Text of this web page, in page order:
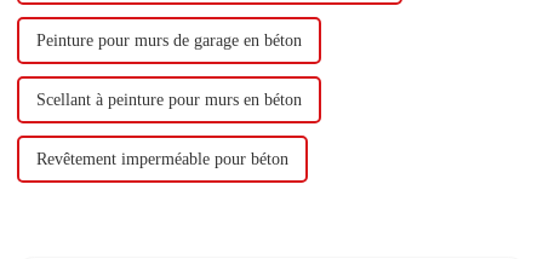
Peinture pour murs de garage en béton
Scellant à peinture pour murs en béton
Revêtement imperméable pour béton